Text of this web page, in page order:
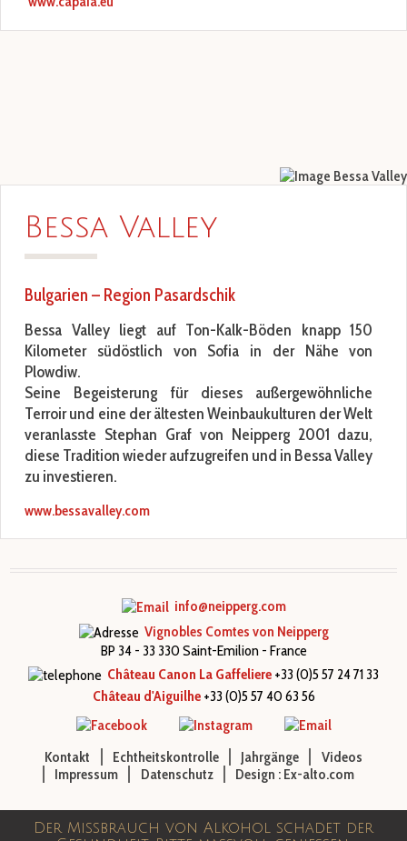
Bessa Valley
Bulgarien – Region Pasardschik
Bessa Valley liegt auf Ton-Kalk-Böden knapp 150
Kilometer südöstlich von Sofia in der Nähe von
Plowdiw.
Seine Begeisterung für dieses außergewöhnliche
Terroir und eine der ältesten Weinbaukulturen der Welt
veranlasste Stephan Graf von Neipperg 2001 dazu,
diese Tradition wieder aufzugreifen und in Bessa Valley
zu investieren.
www.bessavalley.com
info@neipperg.com
Vignobles Comtes von Neipperg
BP 34 - 33 330 Saint-Emilion - France
Château Canon La Gaffeliere +33 (0)5 57 24 71 33
Château d'Aiguilhe +33 (0)5 57 40 63 56
Kontakt Echtheitskontrolle Jahrgänge
Videos
Impressum
Datenschutz Design : Ex-alto.com
Der Missbrauch von Alkohol schadet der